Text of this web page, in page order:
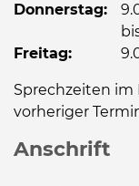
Donnerstag:
Freitag:
Sprechzeiten im
vorheriger
Anschrift